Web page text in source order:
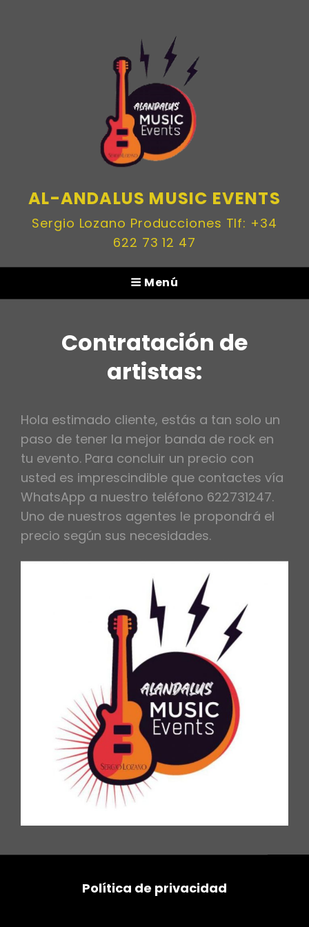
AL-ANDALUS MUSIC EVENTS
Sergio Lozano Producciones Tlf: +34
622 73 12 47
Menú
Contratación de
artistas:
Hola estimado cliente, estás a tan solo un
paso de tener la mejor banda de rock en
tu evento. Para concluir un precio con
usted es imprescindible que contactes vía
WhatsApp a nuestro teléfono 622731247.
Uno de nuestros agentes le propondrá el
precio según sus necesidades.
Política de privacidad